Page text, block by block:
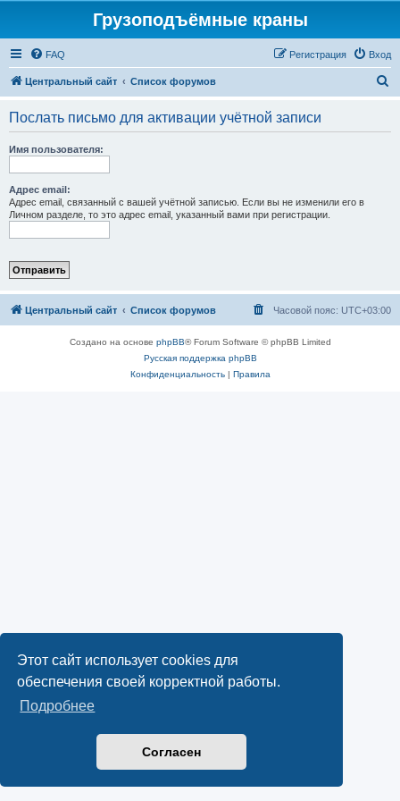
Этот сайт использует cookies для
обеспечения своей корректной работы.
Подробнее
Согласен
Грузоподъёмные краны
FAQ Вход
Регистрация
Центральный сайт Список форумов
Послать письмо для активации учётной записи
Имя пользователя:
Адрес email:
Адрес email, связанный с вашей учётной записью. Если вы не изменили его в
Личном разделе, то это адрес email, указанный вами при регистрации.
Центральный сайт Список форумов Часовой пояс: UTC+03:00
Создано на основе phpBB® Forum Software © phpBB Limited
Русская поддержка phpBB
Конфиденциальность| Правила